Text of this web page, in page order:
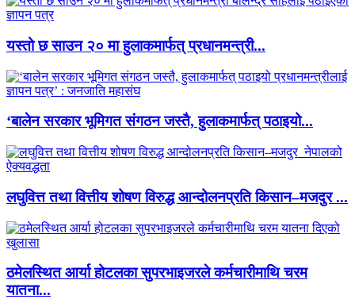
यस्तो छ साउन २० मा हुलाकमार्फत् प्रधानमन्त्री...
‘बालेन सरकार भूमिगत संगठन जस्तै, हुलाकमार्फत् पठाइयो...
लघुवित्त तथा वित्तीय शोषण विरुद्ध आन्दोलनप्रति किसान–मजदुर ...
ठमेलस्थित आर्या होटलका सुपरभाइजरले कर्मचारीमाथि चरम
यातना...